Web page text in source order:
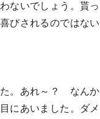
ないでしょう。貰っ
びされるのではない
た。あれ～？ なんか
にあいました。ダメ